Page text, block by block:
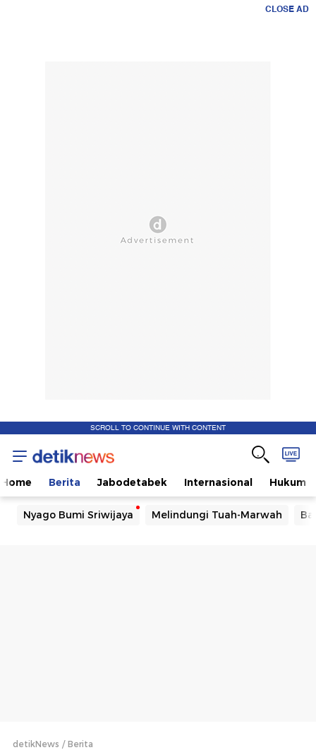
CLOSE AD
SCROLL TO CONTINUE WITH CONTENT
Home Berita Jabodetabek Internasional Hukum
Nyago Bumi Sriwijaya Melindungi Tuah-Marwah
detikNews Berita